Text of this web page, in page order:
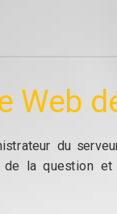
Web
du
de la question